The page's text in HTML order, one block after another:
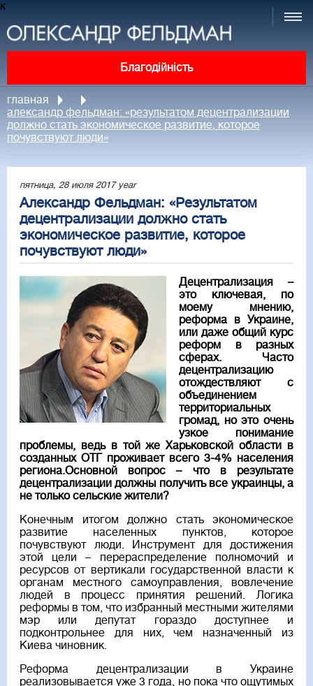
к
Благодійність
главная
александр фельдман: «результатом децентрализации
должно стать экономическое развитие, которое
почувствуют люди»
пятница, 28 июля 2017 year
Александр Фельдман: «Результатом
децентрализации должно стать
экономическое развитие, которое
почувствуют люди»
Децентрализация –
это ключевая, по
моему мнению,
реформа в Украине,
или даже общий курс
реформ в разных
сферах. Часто
децентрализацию
отождествляют с
объединением
территориальных
громад, но это очень
узкое понимание
проблемы, ведь в той же Харьковской области в
созданных ОТГ проживает всего 3-4% населения
региона.Основной вопрос – что в результате
децентрализации должны получить все украинцы, а
не только сельские жители?
Конечным итогом должно стать экономическое
развитие населенных пунктов, которое
почувствуют люди. Инструмент для достижения
этой цели – перераспределение полномочий и
ресурсов от вертикали государственной власти к
органам местного самоуправления, вовлечение
людей в процесс принятия решений. Логика
реформы в том, что избранный местными жителями
мэр или депутат гораздо доступнее и
подконтрольнее для них, чем назначенный из
Киева чиновник.
Реформа децентрализации в Украине
реализовывается уже 3 года, но пока что ощутимых